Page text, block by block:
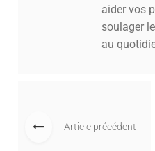
aider vos
soulager
au
Article précédent